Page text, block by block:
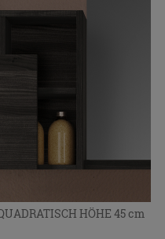
HÖHE 45 cm